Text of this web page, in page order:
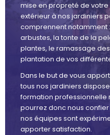
mise en propreté de
extérieur à nos jardiniers
comprennent notamment
arbustes, la tonte de la
plantes, le ramassage
plantation de vos
Dans le but de vous
tous nos jardiniers
formation professionnelle
pourrez donc nous
nos équipes sont
apporter satisfaction.